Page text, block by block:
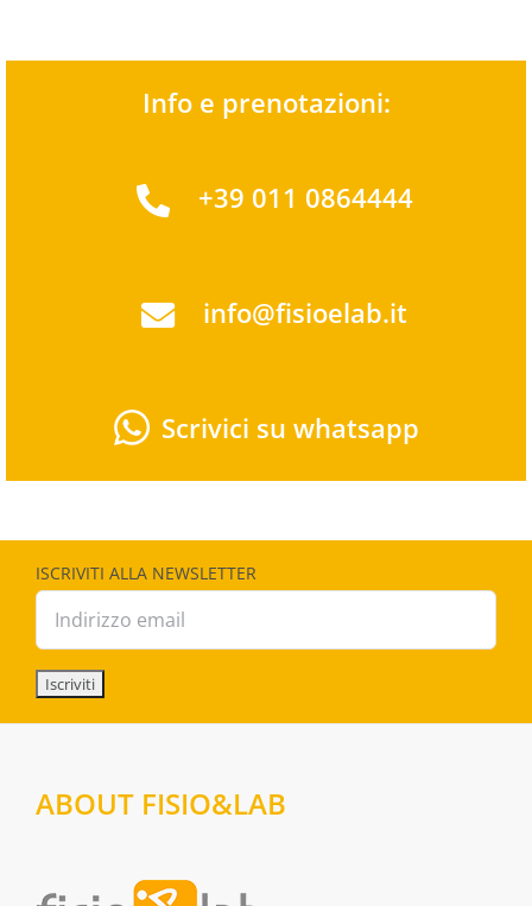
Info e prenotazioni:
+39 011 0864444
info@fisioelab.it
Scrivici su whatsapp
ISCRIVITI ALLA NEWSLETTER
ABOUT FISIO&LAB